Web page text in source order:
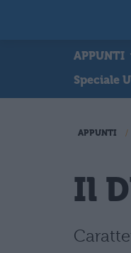
APPUNTI
Speciale
APPUNTI
Il